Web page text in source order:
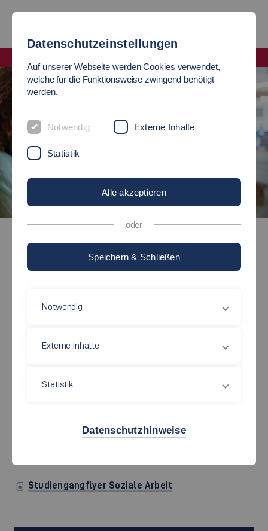
©
Master of Arts (M.A.)
Im Studium lernen Sie, wie man qualitative und quantitative
forschungsbasierte Handlungsstrategien zu entwickeln
Menschen zu analysieren und gesellschaftliche und
inhaltlichen Schwerpunkte forschen und so Ihr eigenes
Studiengangflyer Soziale Arbeit
Datenschutzeinstellungen
Auf unserer Webseite werden Cookies verwendet,
welche für die Funktionsweise zwingend benötigt
werden.
Notwendig Externe Inhalte
Statistik
Alle akzeptieren
oder
Speichern & Schließen
Notwendig
Externe Inhalte
Statistik
Datenschutzhinweise